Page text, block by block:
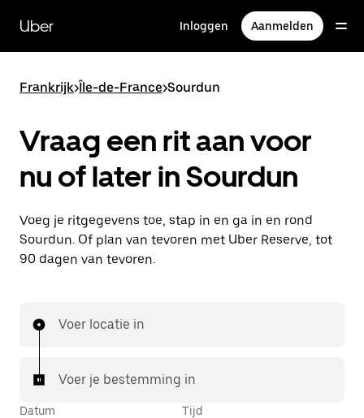
naar
hoofdinhoud
Uber Inloggen Aanmelden
Frankrijk>Île-de-France>Sourdun
Vraag een rit aan voor
nu of later in Sourdun
Voeg je ritgegevens toe, stap in en ga in en rond
Sourdun. Of plan van tevoren met Uber Reserve, tot
90 dagen van tevoren.
Voer locatie in
Voer je bestemming in
Datum Tijd